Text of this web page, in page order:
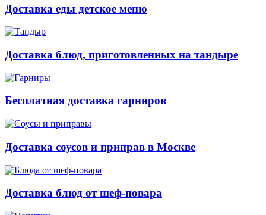
Доставка еды детское меню
Доставка блюд, приготовленных на тандыре
Бесплатная доставка гарниров
Доставка соусов и приправ в Москве
Доставка блюд от шеф-повара